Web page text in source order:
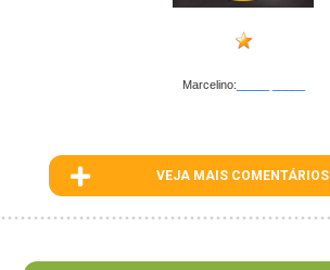
Marcelino:
VEJA MAIS COMENTÁRIOS